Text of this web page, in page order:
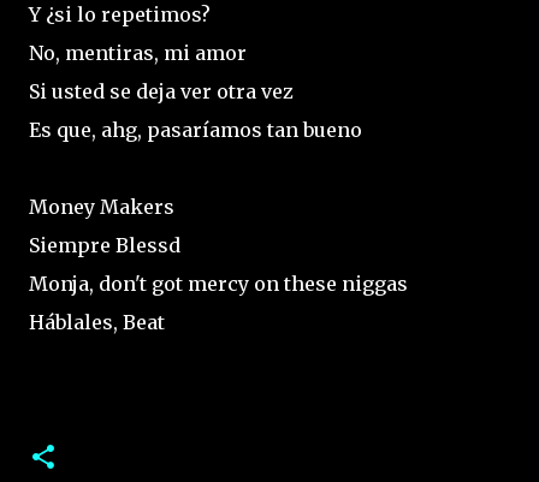
Y ¿si lo repetimos?
No, mentiras, mi amor
Si usted se deja ver otra vez
Es que, ahg, pasaríamos tan bueno
Money Makers
Siempre Blessd
Monja, don't got mercy on these niggas
Háblales, Beat